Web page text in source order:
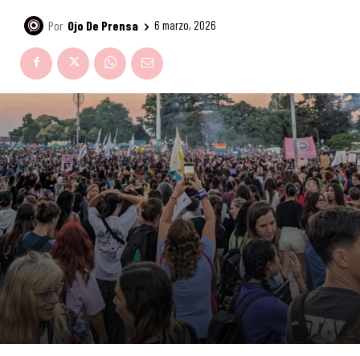
Por Ojo De Prensa 6 marzo, 2026